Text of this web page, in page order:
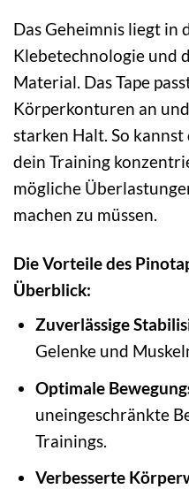
Das Geheimnis liegt in
Klebetechnologie und
Material. Das Tape
Körperkonturen an
starken Halt. So
dein Training
mögliche
machen zu müssen.
Die Vorteile des
Überblick:
Zuverlässige
Gelenke und
Optimale
uneingeschränkte
Trainings.
Verbesserte